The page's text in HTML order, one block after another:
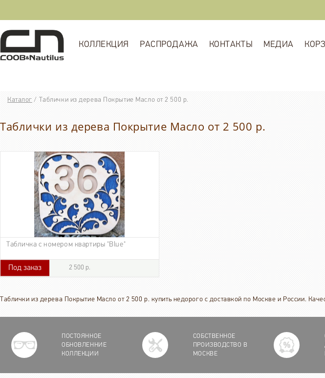
КОЛЛЕКЦИЯ РАСПРОДАЖА КОНТАКТЫ МЕДИА
Каталог / Таблички из дерева Покрытие Масло от 2 500 р.
Таблички из дерева Покрытие Масло от 2 500 р.
Табличка с номером квартиры "Blue"
2 500 р. 2 500 р.
Под заказ
Таблички из дерева Покрытие Масло от 2 500 р. купить недорого с доставкой по Москве и России.
ПОСТОЯННОЕ
ОБНОВЛЕННИЕ
КОЛЛЕКЦИИ
СОБСТВЕННОЕ
ПРОИЗВОДСТВО В
МОСКВЕ